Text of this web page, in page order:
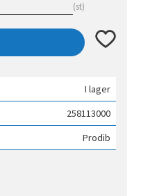
st
Lägg till
I lager
258113000
Prodib